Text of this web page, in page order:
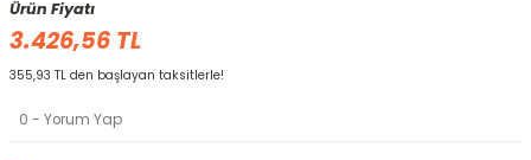
Ürün Fiyatı
3.426,56 TL
355,93 TL den başlayan taksitlerle!
0 - Yorum Yap